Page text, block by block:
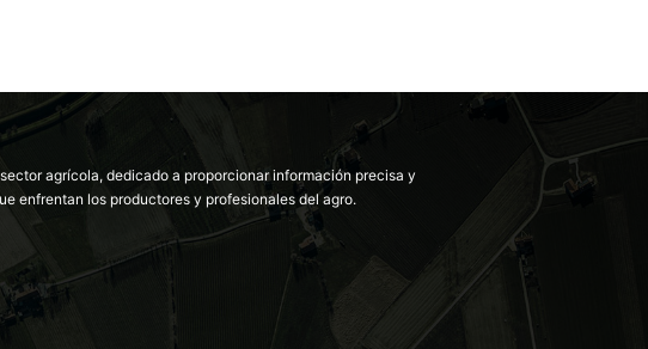
agrícola, dedicado a proporcionar información precisa y
enfrentan los productores y profesionales del agro.